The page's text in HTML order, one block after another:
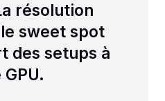
résolution
sweet spot
des setups à